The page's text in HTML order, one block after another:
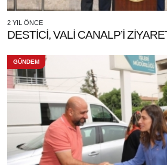
2 YIL ÖNCE
DESTİCİ, VALİ CANALP’İ
GÜNDEM